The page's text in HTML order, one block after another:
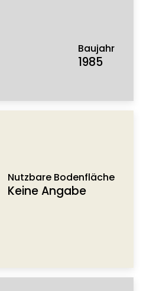
Baujahr
1985
Nutzbare Bodenfläche
Keine Angabe